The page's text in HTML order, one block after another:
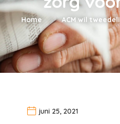
Home ACM wil
juni 25, 2021